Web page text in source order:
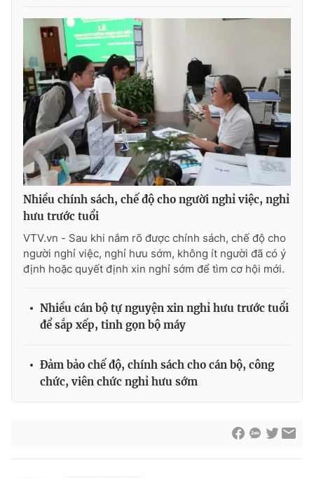
Nhiều chính sách, chế độ cho người nghỉ việc, nghỉ
hưu trước tuổi
VTV.vn - Sau khi nắm rõ được chính sách, chế độ cho
người nghỉ việc, nghỉ hưu sớm, không ít người đã có ý
định hoặc quyết định xin nghỉ sớm để tìm cơ hội mới.
Nhiều cán bộ tự nguyện xin nghỉ hưu trước tuổi
để sắp xếp, tinh gọn bộ máy
Đảm bảo chế độ, chính sách cho cán bộ, công
chức, viên chức nghỉ hưu sớm